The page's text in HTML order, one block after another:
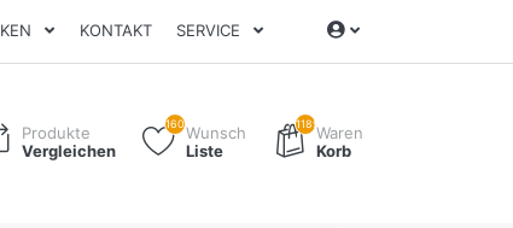
KONTAKT SERVICE
Produkte
Vergleichen
160Wunsch
Liste
1189Waren
Korb